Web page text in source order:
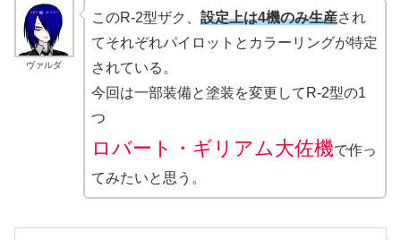
ヴァルダ
このR-2型ザク、 設定上は4機のみ生産され
てそれぞれパイロットとカラーリングが特定
されている。
今回は一部装備と塗装を変更してR-2型の1
つ
ロバート・ギリアム大佐機で作っ
てみたいと思う。